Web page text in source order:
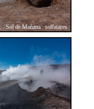
Sol de Mañana : solfatares